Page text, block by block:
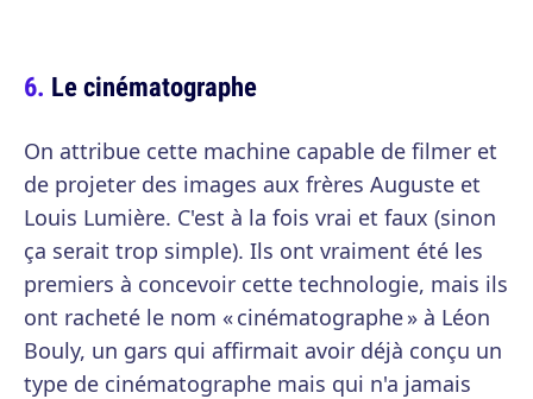
Le cinématographe
On attribue cette machine capable de filmer et
de projeter des images aux frères Auguste et
Louis Lumière. C'est à la fois vrai et faux (sinon
ça serait trop simple). Ils ont vraiment été les
premiers à concevoir cette technologie, mais ils
ont racheté le nom « cinématographe » à Léon
Bouly, un gars qui affirmait avoir déjà conçu un
type de cinématographe mais qui n'a jamais